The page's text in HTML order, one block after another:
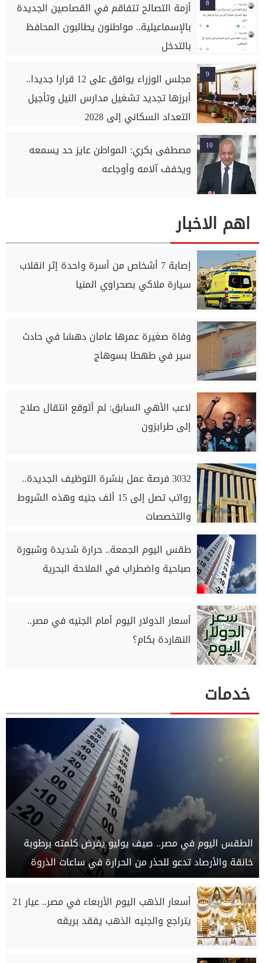
8
أزمة التصالح تتفاقم في القصاصين الجديدة
بالإسماعيلية.. مواطنون يطالبون المحافظ
بالتدخل
9
مجلس الوزراء يوافق على 12 قرارا جديدا..
أبرزها تجديد تشغيل مدارس النيل وتأجيل
التعداد السكاني إلى 2028
10
مصطفى بكري: المواطن عايز حد يسمعه
ويخفف آلامه وأوجاعه
اهم الاخبار
إصابة 7 أشخاص من أسرة واحدة إثر انقلاب
سيارة ملاكي بصحراوي المنيا
وفاة صغيرة عمرها عامان دهسًا في حادث
سير في طهطا بسوهاج
لاعب الأهي السابق: لم أتوقع انتقال صلاح
إلى طرابزون
3032 فرصة عمل بنشرة التوظيف الجديدة..
رواتب تصل إلى 15 ألف جنيه وهذه الشروط
والتخصصات
طقس اليوم الجمعة.. حرارة شديدة وشبورة
صباحية واضطراب في الملاحة البحرية
أسعار الدولار اليوم أمام الجنيه في مصر..
النهاردة بكام؟
خدمات
الطقس اليوم في مصر.. صيف يوليو يفرض كلمته برطوبة
خانقة والأرصاد تدعو للحذر من الحرارة في ساعات الذروة
أسعار الذهب اليوم الأربعاء في مصر.. عيار 21
يتراجع والجنيه الذهب يفقد بريقه